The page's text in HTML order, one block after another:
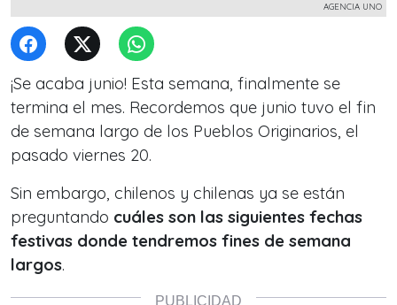
AGENCIA UNO
¡Se acaba junio! Esta semana, finalmente se
termina el mes. Recordemos que junio tuvo el fin
de semana largo de los Pueblos Originarios, el
pasado viernes 20.
Sin embargo, chilenos y chilenas ya se están
preguntando cuáles son las siguientes fechas
festivas donde tendremos fines de semana
largos.